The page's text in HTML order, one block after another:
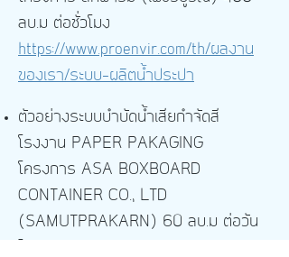
ลบ.ม ต่อชั่วโมง
https://www.proenvir.com/th/ผลงาน
ของเรา/ระบบ-ผลิตน้ำประปา
ตัวอย่างระบบบำบัดน้ำเสียกำจัดสี
โรงงาน PAPER PAKAGING
โครงการ ASA BOXBOARD
CONTAINER CO., LTD
(SAMUTPRAKARN) 60 ลบ.ม ต่อวัน